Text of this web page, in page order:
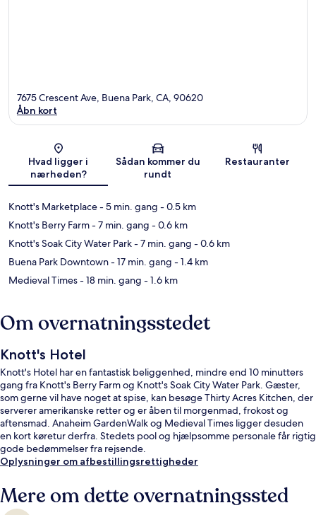
Kort
7675 Crescent Ave, Buena Park, CA, 90620
Åbn kort
Hvad ligger i
nærheden?
Sådan kommer du
rundt
Restauranter
Knott's Marketplace- 5 min. gang - 0.5 km
Knott's Berry Farm- 7 min. gang - 0.6 km
Knott's Soak City Water Park- 7 min. gang - 0.6 km
Buena Park Downtown- 17 min. gang - 1.4 km
Medieval Times- 18 min. gang - 1.6 km
Om overnatningsstedet
Knott's Hotel
Knott's Hotel har en fantastisk beliggenhed, mindre end 10 minutters
gang fra Knott's Berry Farm og Knott's Soak City Water Park. Gæster,
som gerne vil have noget at spise, kan besøge Thirty Acres Kitchen, der
serverer amerikanske retter og er åben til morgenmad, frokost og
aftensmad. Anaheim GardenWalk og Medieval Times ligger desuden
en kort køretur derfra. Stedets pool og hjælpsomme personale får rigtig
gode bedømmelser fra rejsende.
Oplysninger om afbestillingsrettigheder
Mere om dette overnatningssted